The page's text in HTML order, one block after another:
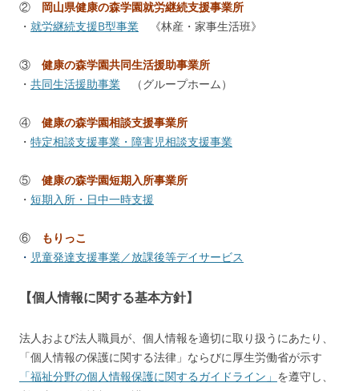
② 岡山県健康の森学園就労継続支援事業所
・ 就労継続支援B型事業 《林産・家事生活班》
③ 健康の森学園共同生活援助事業所
・ 共同生活援助事業 （グループホーム）
④ 健康の森学園相談支援事業所
・ 特定相談支援事業・障害児相談支援事業
⑤ 健康の森学園短期入所事業所
・ 短期入所・日中一時支援
⑥
もりっこ
・ 児童発達支援事業／放課後等デイサービス
【個人情報に関する基本方針】
法人および法人職員が、個人情報を適切に取り扱うにあたり、
「個人情報の保護に関する法律」ならびに厚生労働省が示す
「福祉分野の個人情報保護に関するガイドライン」 を遵守し、